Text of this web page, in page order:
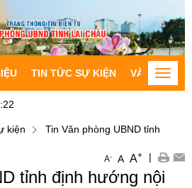
TIN TỨC SỰ KIỆN VĂN BẢNToggle
kiện Tin Văn phòng UBND tỉnh
A- A A+ |
tỉnh định hướng nội